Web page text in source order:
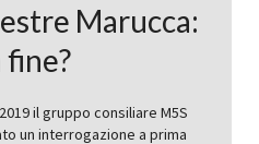
Marucca:
fine?
il gruppo consiliare M5S
un interrogazione a prima